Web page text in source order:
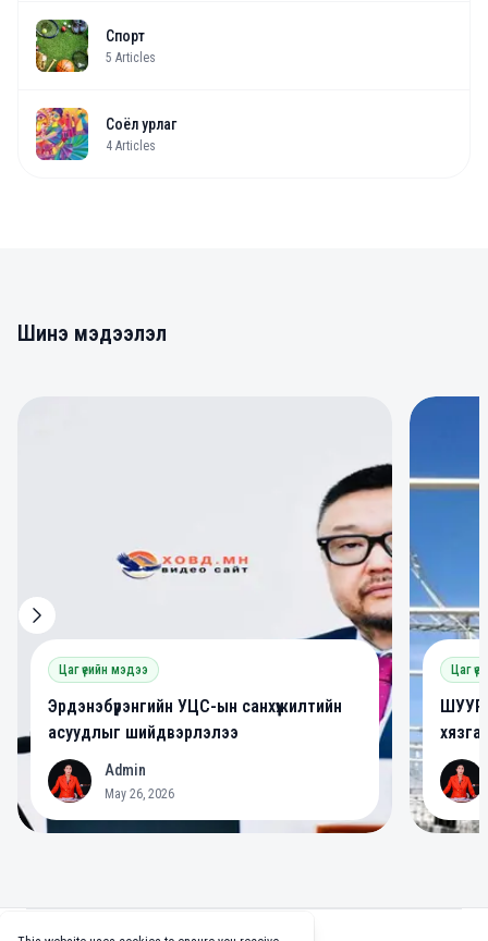
Спорт
5 Articles
Соёл урлаг
4 Articles
Шинэ мэдээлэл
Цаг үеийн мэдээ
Эрдэнэбүрэнгийн УЦС-ын санхүүжилтийн
асуудлыг шийдвэрлэлээ
A Admin
May 26, 2026
Цаг
A